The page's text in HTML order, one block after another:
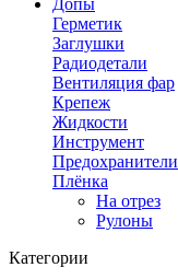
Допы
Герметик
Заглушки
Радиодетали
Вентиляция фар
Крепеж
Жидкости
Инструмент
Предохранители
Плёнка
На отрез
Рулоны
Категории